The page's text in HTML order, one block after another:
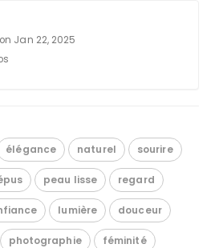
Jan 22, 2025
élégance naturel sourire
peau lisse regard
lumière douceur
photographie féminité